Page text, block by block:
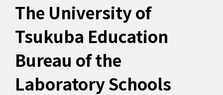
The University of
Tsukuba Education
Bureau of the
Laboratory Schools